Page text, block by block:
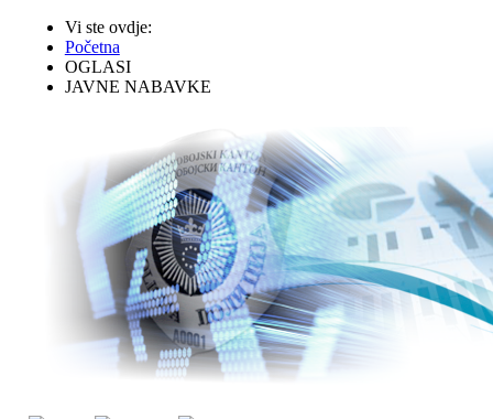
Vi ste ovdje:
Početna
OGLASI
JAVNE NABAVKE